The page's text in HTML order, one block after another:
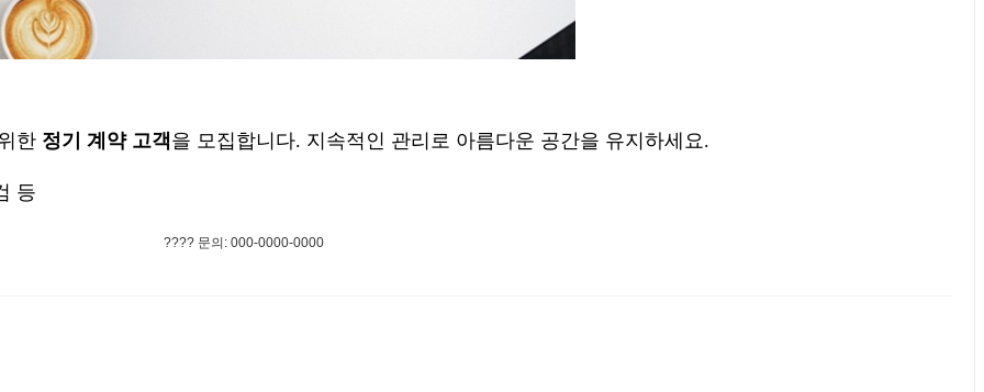
한 정기 계약 고객을 모집합니다. 지속적인 관리로 아름다운 공간을 유지하세요.
등
???? 문의: 000-0000-0000